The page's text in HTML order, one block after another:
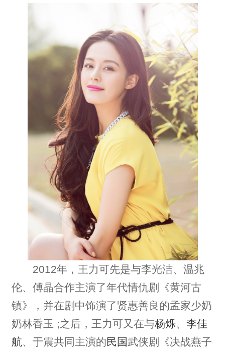
2012年，王力可先是与李光洁、温兆
伦、傅晶合作主演了年代情仇剧《黄河古
镇》，并在剧中饰演了贤惠善良的孟家少奶
奶林香玉 ;之后，王力可又在与杨烁、 李佳
航 、于震共同主演的民国武侠剧《决战燕子